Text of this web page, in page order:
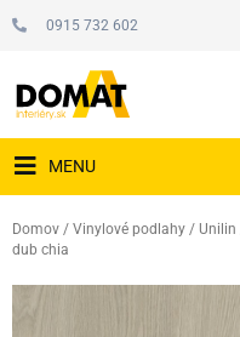
0915 732 602
MENU
Domov / Vinylové podlahy / Unilin
dub chia